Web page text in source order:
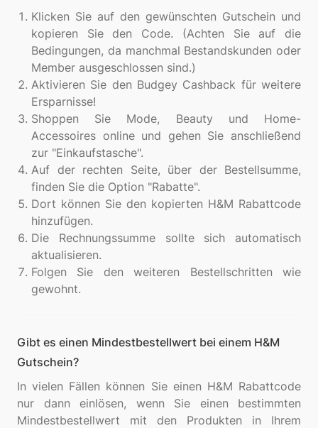
Klicken Sie auf den gewünschten Gutschein und
kopieren Sie den Code. (Achten Sie auf die
Bedingungen, da manchmal Bestandskunden oder
Member ausgeschlossen sind.)
Aktivieren Sie den Budgey Cashback für weitere
Ersparnisse!
Shoppen Sie Mode, Beauty und Home-
Accessoires online und gehen Sie anschließend
zur "Einkaufstasche".
Auf der rechten Seite, über der Bestellsumme,
finden Sie die Option "Rabatte".
Dort können Sie den kopierten H&M Rabattcode
hinzufügen.
Die Rechnungssumme sollte sich automatisch
aktualisieren.
Folgen Sie den weiteren Bestellschritten wie
gewohnt.
Gibt es einen Mindestbestellwert bei einem H&M
Gutschein?
In vielen Fällen können Sie einen H&M Rabattcode
nur dann einlösen, wenn Sie einen bestimmten
Mindestbestellwert mit den Produkten in Ihrem